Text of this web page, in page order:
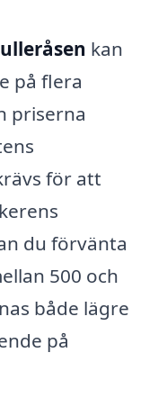
kan
på flera
priserna
för att
du förvänta
500 och
både lägre
på